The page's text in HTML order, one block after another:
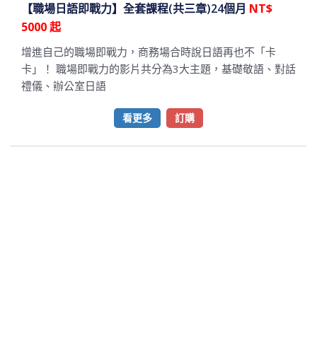
【職場日語即戰力】全套課程(共三章)24個月 NT$
5000 起
增進自己的職場即戰力，商務場合時說日語再也不「卡
卡」！ 職場即戰力的影片共分為3大主題，基礎敬語、對話
禮儀、辦公室日語
看更多 訂購